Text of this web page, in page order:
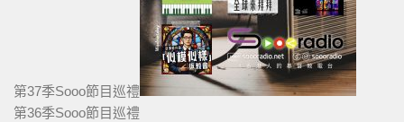
第37季Sooo節目巡禮
第36季Sooo節目巡禮